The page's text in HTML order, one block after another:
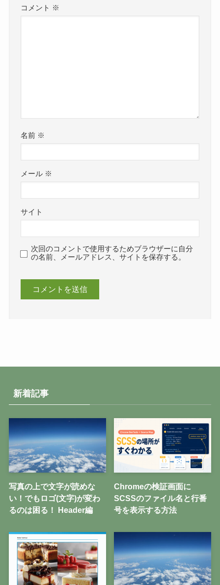
コメント ※
名前 ※
メール ※
サイト
次回のコメントで使用するためブラウザーに自分
の名前、メールアドレス、サイトを保存する。
新着記事
写真の上で文字が読めな
い！でもロゴ(文字)が変わ
るのは困る！ Header編
Chromeの検証画面に
SCSSのファイル名と行番
号を表示する方法